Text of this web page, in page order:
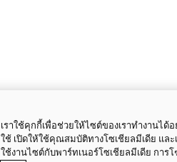
เราใช้คุกกี้เพื่อช่วยให้ไซต์ของเราทำงานไ
ใช้ เปิดให้ใช้คุณสมบัติทางโซเชียลมีเดีย และ
ใช้งานไซต์กับพาร์ทเนอร์โซเชียลมีเดีย การ